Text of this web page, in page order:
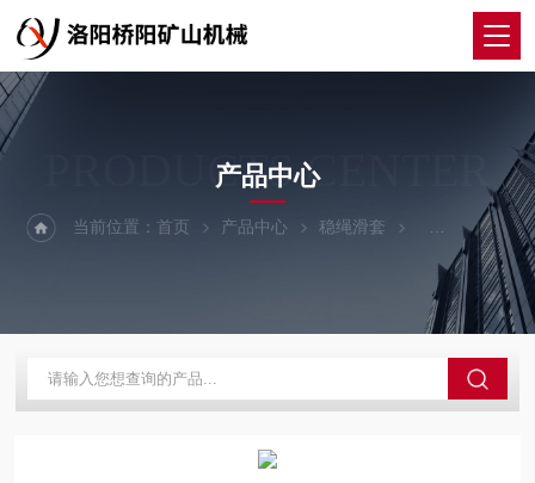
PRODUCTS CENTER
产品中心
当前位置：首页 产品中心 稳绳滑套 铸铁稳绳滑套